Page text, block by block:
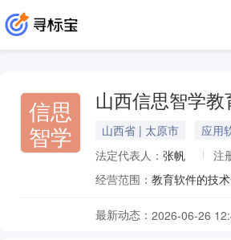
信思
智学
山西信思智学教
山西省 | 太原市 应用
法定代表人： 张帆 注
经营范围：
最新动态： 2026-06-26